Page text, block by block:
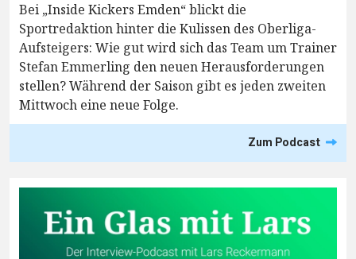
Bei „Inside Kickers Emden“ blickt die
Sportredaktion hinter die Kulissen des Oberliga-
Aufsteigers: Wie gut wird sich das Team um Trainer
Stefan Emmerling den neuen Herausforderungen
stellen? Während der Saison gibt es jeden zweiten
Mittwoch eine neue Folge.
Zum Podcast